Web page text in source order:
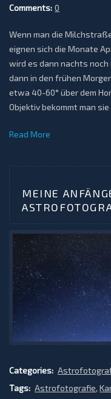
Comments: 0
Wenn man die
eignen sich die Monate
wird es dann nachts
dann in den frühen
etwa 40-60° über dem
Objektiv bekommt man
Read More
MEINE
Categories:
Tags: Astrofotografie,